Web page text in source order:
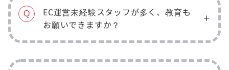
Q
EC運営未経験スタッフが多く、教育も
お願いできますか？